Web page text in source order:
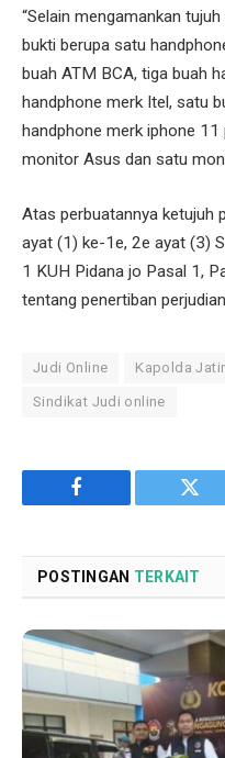
“Selain mengamankan
bukti berupa satu
buah ATM BCA, tiga buah
handphone merk Itel, satu
handphone merk iphone
monitor Asus dan satu
Atas perbuatannya ketujuh
ayat (1) ke-1e, 2e ayat (3)
1 KUH Pidana jo Pasal 1,
tentang penertiban
Judi Online Kapolda
Sindikat Judi online
Facebook
POSTINGAN TERKAIT